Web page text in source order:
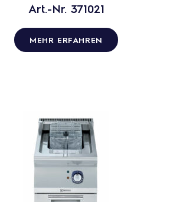
Art.-Nr. 371021
MEHR ERFAHREN